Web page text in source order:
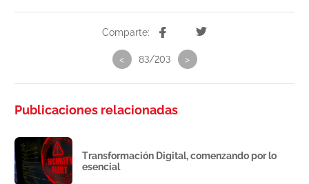
Comparte:
< 83/203 >
Publicaciones relacionadas
Transformación Digital, comenzando por lo
esencial